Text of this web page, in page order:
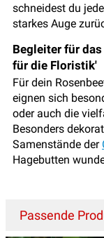
schneidest du
starkes Auge
Begleiter für
für die Floristik'
Für dein
eignen sich
oder auch die
Besonders
Samenstände der
Hagebutten
Passende